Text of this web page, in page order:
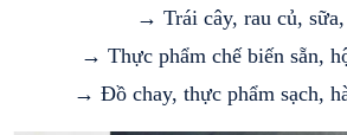
→ Trái cây, rau củ,
→ Thực phẩm chế biến sẵn,
→ Đồ chay, thực phẩm sạch,